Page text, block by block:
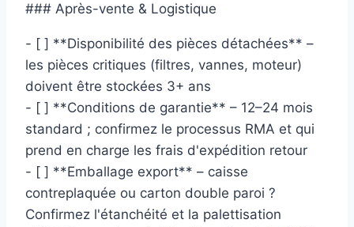
### Après-vente & Logistique
- [ ] **Disponibilité des pièces détachées** –
les pièces critiques (filtres, vannes, moteur)
doivent être stockées 3+ ans
- [ ] **Conditions de garantie** – 12–24 mois
standard ; confirmez le processus RMA et qui
prend en charge les frais d'expédition retour
- [ ] **Emballage export** – caisse
contreplaquée ou carton double paroi ?
Confirmez l'étanchéité et la palettisation